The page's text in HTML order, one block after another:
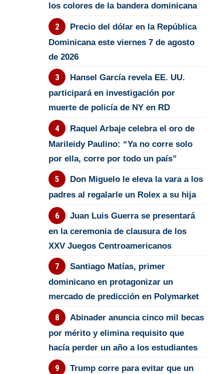
los colores de la bandera dominicana
Precio del dólar en la República
Dominicana este viernes 7 de agosto
de 2026
Hansel García revela EE. UU.
participará en investigación por
muerte de policía de NY en RD
Raquel Arbaje celebra el oro de
Marileidy Paulino: “Ya no corre solo
por ella, corre por todo un país”
Don Miguelo le eleva la vara a los
padres al regalarle un Rolex a su hija
Juan Luis Guerra se presentará
en la ceremonia de clausura de los
XXV Juegos Centroamericanos
Santiago Matías, primer
dominicano en protagonizar un
mercado de predicción en Polymarket
Abinader anuncia cinco mil becas
por mérito y elimina requisito que
hacía perder un año a los estudiantes
Trump corre para evitar que un